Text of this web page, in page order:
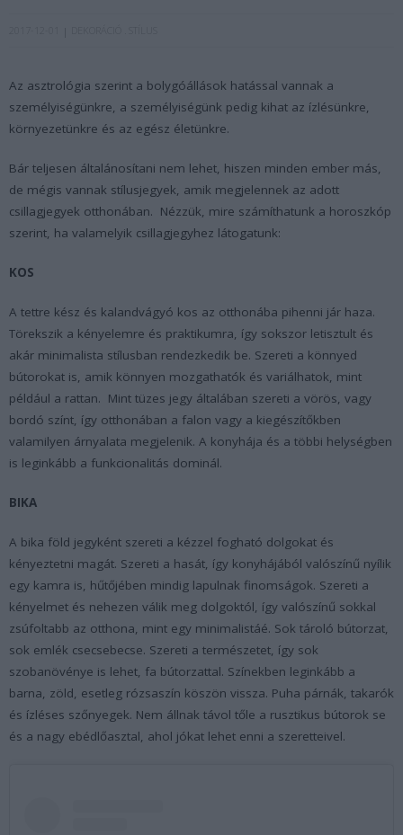
Az asztrológia szerint a bolygóállások hatással vannak a
személyiségünkre, a személyiségünk pedig kihat az ízlésünkre,
környezetünkre és az egész életünkre.
Bár teljesen általánosítani nem lehet, hiszen minden ember más,
de mégis vannak stílusjegyek, amik megjelennek az adott
csillagjegyek otthonában. Nézzük, mire számíthatunk a horoszkóp
szerint, ha valamelyik csillagjegyhez látogatunk:
KOS
A tettre kész és kalandvágyó kos az otthonába pihenni jár haza.
Törekszik a kényelemre és praktikumra, így sokszor letisztult és
akár minimalista stílusban rendezkedik be. Szereti a könnyed
bútorokat is, amik könnyen mozgathatók és variálhatok, mint
például a rattan. Mint tüzes jegy általában szereti a vörös, vagy
bordó színt, így otthonában a falon vagy a kiegészítőkben
valamilyen árnyalata megjelenik. A konyhája és a többi helységben
is leginkább a funkcionalitás dominál.
BIKA
A bika föld jegyként szereti a kézzel fogható dolgokat és
kényeztetni magát. Szereti a hasát, így konyhájából valószínű nyílik
egy kamra is, hűtőjében mindig lapulnak finomságok. Szereti a
kényelmet és nehezen válik meg dolgoktól, így valószínű sokkal
zsúfoltabb az otthona, mint egy minimalistáé. Sok tároló bútorzat,
sok emlék csecsebecse. Szereti a természetet, így sok
szobanövénye is lehet, fa bútorzattal. Színekben leginkább a
barna, zöld, esetleg rózsaszín köszön vissza. Puha párnák, takarók
és ízléses szőnyegek. Nem állnak távol tőle a rusztikus bútorok se
és a nagy ebédlőasztal, ahol jókat lehet enni a szeretteivel.